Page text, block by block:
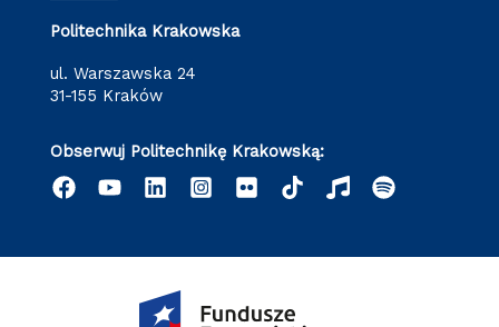
Politechnika Krakowska
ul. Warszawska 24
31-155 Kraków
Obserwuj Politechnikę Krakowską: